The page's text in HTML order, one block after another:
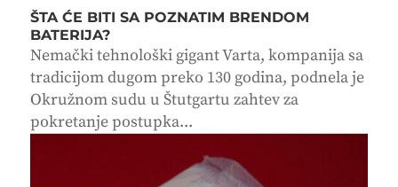
ŠTA ĆE BITI SA POZNATIM BRENDOM
BATERIJA?
Nemački tehnološki gigant Varta, kompanija sa
tradicijom dugom preko 130 godina, podnela je
Okružnom sudu u Štutgartu zahtev za
pokretanje postupka...